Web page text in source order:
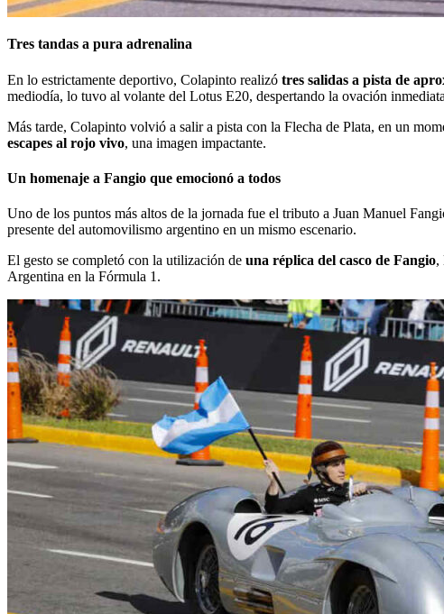
Tres tandas a pura adrenalina
En lo estrictamente deportivo, Colapinto realizó tres salidas a pista de
mediodía, lo tuvo al volante del Lotus E20, despertando la ovación
Más tarde, Colapinto volvió a salir a pista con la Flecha de Plata, en un
escapes al rojo vivo, una imagen impactante.
Un homenaje a Fangio que emocionó a todos
Uno de los puntos más altos de la jornada fue el tributo a Juan Manuel
presente del automovilismo argentino en un mismo escenario.
El gesto se completó con la utilización de una réplica del casco de Fangio,
Argentina en la Fórmula 1.